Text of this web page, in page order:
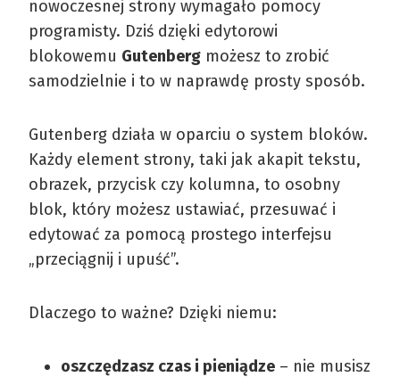
nowoczesnej strony wymagało pomocy
programisty. Dziś dzięki edytorowi
blokowemu Gutenberg możesz to zrobić
samodzielnie i to w naprawdę prosty sposób.
Gutenberg działa w oparciu o system bloków.
Każdy element strony, taki jak akapit tekstu,
obrazek, przycisk czy kolumna, to osobny
blok, który możesz ustawiać, przesuwać i
edytować za pomocą prostego interfejsu
„przeciągnij i upuść”.
Dlaczego to ważne? Dzięki niemu:
oszczędzasz czas i pieniądze – nie musisz